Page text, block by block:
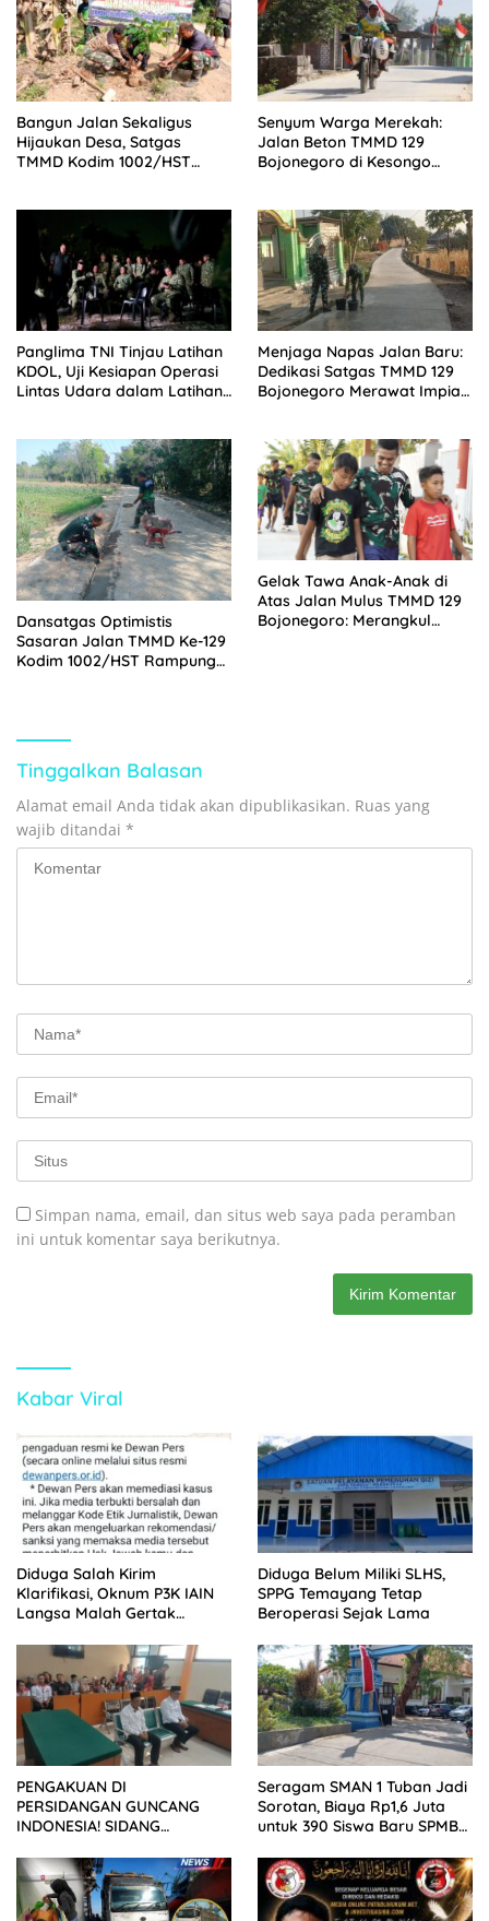
Bangun Jalan Sekaligus
Hijaukan Desa, Satgas
TMMD Kodim 1002/HST
Senyum Warga Merekah:
Jalan Beton TMMD 129
Bojonegoro di Kesongo
Panglima TNI Tinjau Latihan
KDOL, Uji Kesiapan Operasi
Lintas Udara dalam Latihan
Menjaga Napas Jalan Baru:
Dedikasi Satgas TMMD 129
Bojonegoro Merawat Impian
Dansatgas Optimistis
Sasaran Jalan TMMD Ke-129
Kodim 1002/HST Rampung
Gelak Tawa Anak-Anak di
Atas Jalan Mulus TMMD 129
Bojonegoro: Merangkul
Tinggalkan Balasan
Alamat email Anda tidak akan dipublikasikan. Ruas yang
wajib ditandai *
Simpan nama, email, dan situs web saya pada peramban
ini untuk komentar saya berikutnya.
Kabar Viral
Diduga Salah Kirim
Klarifikasi, Oknum P3K IAIN
Langsa Malah Gertak
Diduga Belum Miliki SLHS,
SPPG Temayang Tetap
Beroperasi Sejak Lama
PENGAKUAN DI
PERSIDANGAN GUNCANG
INDONESIA! SIDANG
KELUARGA KORBAN
MENGAMUK DI PN MALANG
Seragam SMAN 1 Tuban Jadi
Sorotan, Biaya Rp1,6 Juta
untuk 390 Siswa Baru SPMB